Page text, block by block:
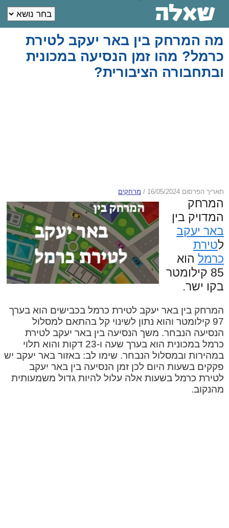
מה המרחק בין באר יעקב לטירת
כרמל? מהו זמן הנסיעה במכונית
ובתחבורה הציבורית?
תאריך הפרסום 16/05/2024 / מרחקים
המרחק
המדויק בין
באר יעקב
לטירת
כרמל הוא
85 קילומטר
בקו ישר.
המרחק בין באר יעקב לטירת כרמל בכבישים הוא בערך
97 קילומטר והוא נתון לשינוי קל בהתאם למסלול
הנסיעה הנבחר. משך הנסיעה בין באר יעקב לטירת
כרמל במכונית הוא בערך שעה ו-23 דקות והוא תלוי
במהירות ובמסלול הנבחר. שימו לב: באזור באר יעקב יש
פקקים בשעות היום לכן זמן הנסיעה בין באר יעקב
לטירת כרמל בשעות אלה עלול להיות גדול משמעותית
מהנקוב.